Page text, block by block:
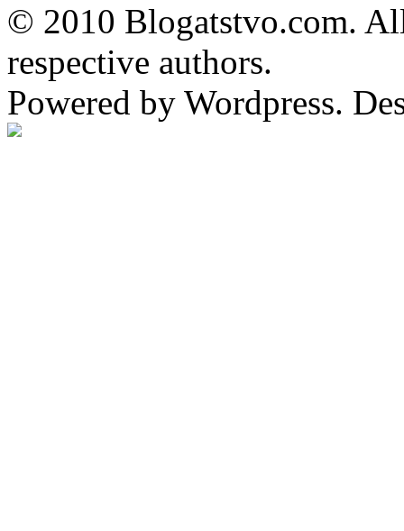
© 2010 Blogatstvo.com.
respective authors.
Powered by Wordpress.